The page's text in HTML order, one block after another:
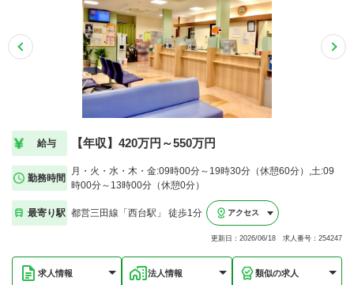
給与 【年収】420万円～550万円
勤務時間
月・火・水・木・金:09時00分～19時30分（休憩60分）,土:09
時00分～13時00分（休憩0分）
最寄り駅 都営三田線「西台駅」 徒歩1分 アクセス
更新日：2026/06/18 求人番号：254247
求人情報 法人情報 類似の求人